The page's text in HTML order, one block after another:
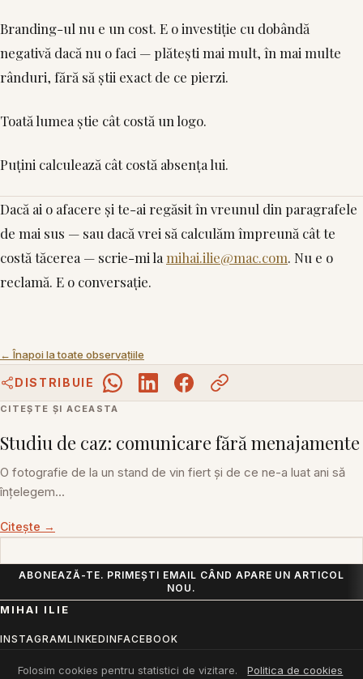
Branding-ul nu e un cost. E o investiție cu dobândă
negativă dacă nu o faci — plătești mai mult, în mai multe
rânduri, fără să știi exact de ce pierzi.
Toată lumea știe cât costă un logo.
Puțini calculează cât costă absența lui.
Dacă ai o afacere și te-ai regăsit în vreunul din paragrafele
de mai sus — sau dacă vrei să calculăm împreună cât te
costă tăcerea — scrie-mi la mihai.ilie@mac.com. Nu e o
reclamă. E o conversație.
← Înapoi la toate observațiile
DISTRIBUIE
CITEȘTE ȘI ACEASTA
Studiu de caz: comunicare fără menajamente
O fotografie de la un stand de vin fiert și de ce ne-a luat ani să
înțelegem...
Citește →
ABONEAZĂ-TE. PRIMEȘTI EMAIL CÂND APARE UN ARTICOL
NOU.
MIHAI ILIE
INSTAGRAMLINKEDINFACEBOOK
mihai.ilie@mac.com RSS
Folosim cookies pentru statistici de vizitare. Politica de cookies